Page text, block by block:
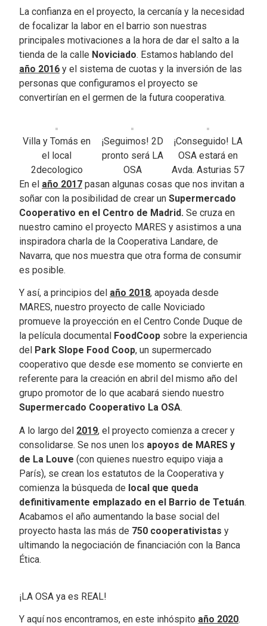
La confianza en el proyecto, la cercanía y la necesidad
de focalizar la labor en el barrio son nuestras
principales motivaciones a la hora de dar el salto a la
tienda de la calle Noviciado. Estamos hablando del
año 2016 y el sistema de cuotas y la inversión de las
personas que configuramos el proyecto se
convertirían en el germen de la futura cooperativa.
Villa y Tomás en
el local
2decologico
¡Seguimos! 2D
pronto será LA
OSA
¡Conseguido! LA
OSA estará en
Avda. Asturias 57
En el año 2017 pasan algunas cosas que nos invitan a
soñar con la posibilidad de crear un Supermercado
Cooperativo en el Centro de Madrid. Se cruza en
nuestro camino el proyecto MARES y asistimos a una
inspiradora charla de la Cooperativa Landare, de
Navarra, que nos muestra que otra forma de consumir
es posible.
Y así, a principios del año 2018, apoyada desde
MARES, nuestro proyecto de calle Noviciado
promueve la proyección en el Centro Conde Duque de
la película documental FoodCoop sobre la experiencia
del Park Slope Food Coop, un supermercado
cooperativo que desde ese momento se convierte en
referente para la creación en abril del mismo año del
grupo promotor de lo que acabará siendo nuestro
Supermercado Cooperativo La OSA.
A lo largo del 2019, el proyecto comienza a crecer y
consolidarse. Se nos unen los apoyos de MARES y
de La Louve (con quienes nuestro equipo viaja a
París), se crean los estatutos de la Cooperativa y
comienza la búsqueda de local que queda
definitivamente emplazado en el Barrio de Tetuán.
Acabamos el año aumentando la base social del
proyecto hasta las más de 750 cooperativistas y
ultimando la negociación de financiación con la Banca
Ética.
¡LA OSA ya es REAL!
Y aquí nos encontramos, en este inhóspito año 2020.